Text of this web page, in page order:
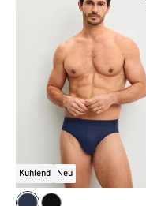
Kühlend Neu